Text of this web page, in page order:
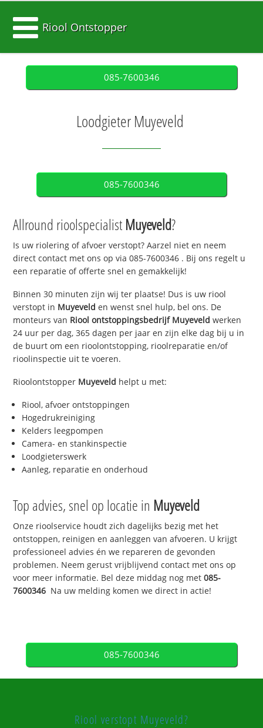
Riool Ontstopper
085-7600346
Loodgieter Muyeveld
085-7600346
Allround rioolspecialistMuyeveld?
Is uw riolering of afvoer verstopt? Aarzel niet en neem
direct contact met ons op via085-7600346 . Bij ons regelt u
een reparatie of offerte snel en gemakkelijk!
Binnen 30 minuten zijn wij ter plaatse! Dus is uw riool
verstopt in Muyeveld en wenst snel hulp, bel ons. De
monteurs van Riool ontstoppingsbedrijf Muyeveld werken
24 uur per dag, 365 dagen per jaar en zijn elke dag bij u in
de buurt om een rioolontstopping, rioolreparatie en/of
rioolinspectie uit te voeren.
Rioolontstopper Muyeveld helpt u met:
Riool, afvoer ontstoppingen
Hogedrukreiniging
Kelders leegpompen
Camera- en stankinspectie
Loodgieterswerk
Aanleg, reparatie en onderhoud
Top advies, snel op locatie in Muyeveld
Onze rioolservice houdt zich dagelijks bezig met het
ontstoppen, reinigen en aanleggen van afvoeren. U krijgt
professioneel advies én we repareren de gevonden
problemen. Neem gerust vrijblijvend contact met ons op
voor meer informatie. Bel deze middag nog met085-
7600346 Na uw melding komen we direct in actie!
085-7600346
Riool verstopt Muyeveld?